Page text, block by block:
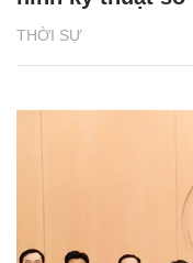
THỜI SỰ